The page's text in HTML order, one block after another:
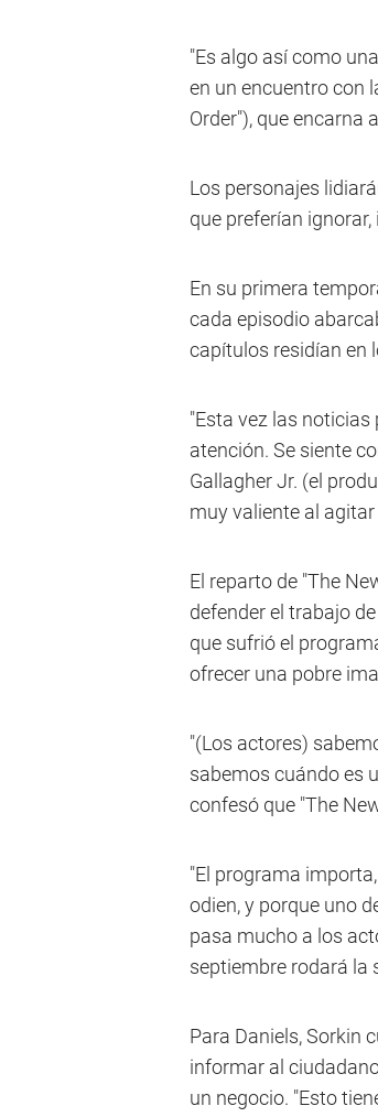
"Es algo así como
en un encuentro con
Order"), que encarna
Los personajes
que preferían
En su primera
cada episodio
capítulos residían en
"Esta vez las noticias
atención. Se siente
Gallagher Jr. (el
muy valiente al
El reparto de "The
defender el trabajo
que sufrió el
ofrecer una pobre
"(Los actores)
sabemos cuándo es
confesó que "The
"El programa
odien, y porque uno
pasa mucho a los
septiembre rodará la
Para Daniels, Sorkin
informar al
un negocio. "Esto